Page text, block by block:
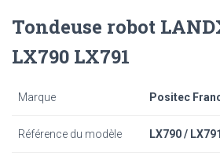
Tondeuse robot
LX790 LX791
Marque Positec
Référence du modèle LX790 / LX791